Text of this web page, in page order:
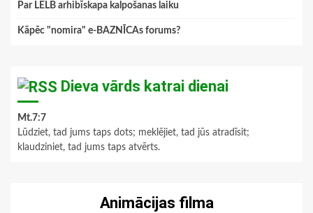
Par LELB arhibīskapa kalpošanas laiku
Kāpēc "nomira" e-BAZNĪCAs forums?
Dieva vārds katrai dienai
Mt.7:7
Lūdziet, tad jums taps dots; meklējiet, tad jūs atradīsit;
klaudziniet, tad jums taps atvērts.
Animācijas filma